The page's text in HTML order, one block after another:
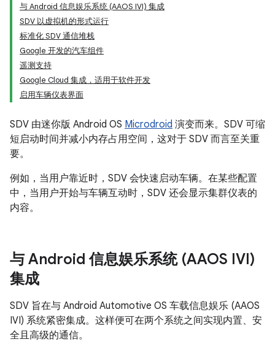
与 Android 信息娱乐系统 (AAOS IVI) 集成
SDV 以虚拟机的形式运行
标准化 SDV 通信堆栈
Google 开发的汽车组件
遥测支持
Google Cloud 集成，适用于软件开发
启用车辆仪表界面
SDV 由迷你版 Android OS Microdroid 演变而来。SDV 可缩
短启动时间并减小内存占用空间，这对于 SDV 而言至关重
要。
例如，当用户靠近时，SDV 会快速启动车辆。在某些配置
中，当用户开始与车辆互动时，SDV 还会显示集群仪表的
内容。
与 Android 信息娱乐系统 (AAOS IVI)
集成
SDV 旨在与 Android Automotive OS 车载信息娱乐 (AAOS
IVI) 系统紧密集成。这样便可在两个系统之间实现内置、安
全且高级的通信。